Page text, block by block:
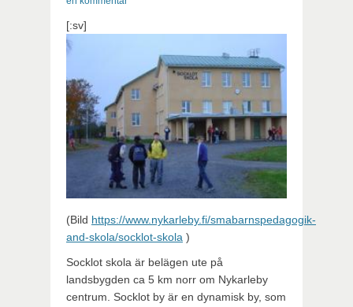
[:sv]
(Bild https://www.nykarleby.fi/smabarnspedagogik-
and-skola/socklot-skola )
Socklot skola är belägen ute på
landsbygden ca 5 km norr om Nykarleby
centrum. Socklot by är en dynamisk by, som